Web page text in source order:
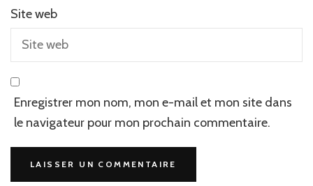
Site web
Enregistrer mon nom, mon e-mail et mon site dans
le navigateur pour mon prochain commentaire.